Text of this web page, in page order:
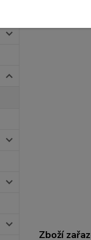
Zboží